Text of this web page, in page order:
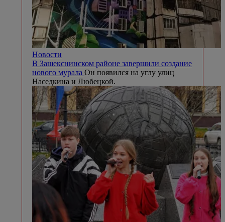
Новости
В Зашекснинском районе завершили создание
нового мурала Он появился на углу улиц
Наседкина и Любецкой.